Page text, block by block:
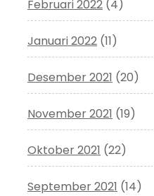
Februari 2022 (4)
Januari 2022 (11)
Desember 2021 (20)
November 2021 (19)
Oktober 2021 (22)
September 2021 (14)